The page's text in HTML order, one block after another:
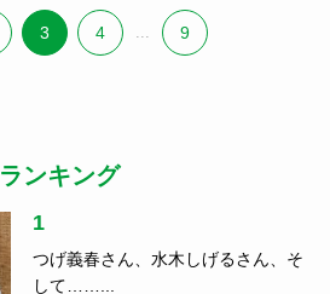
3 4 9
ランキング
1
つげ義春さん、水木しげるさん、そ
して……...